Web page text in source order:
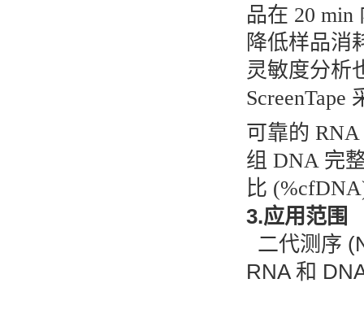
品在 20 min
降低样品消
灵敏度分析
可靠的
组 DNA 完
比
3.应用范围
二代测序
RNA 和